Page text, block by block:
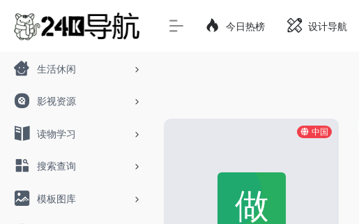
生活休闲
影视资源
读物学习
搜索查询
模板图库
今日热榜 设计导航
中国